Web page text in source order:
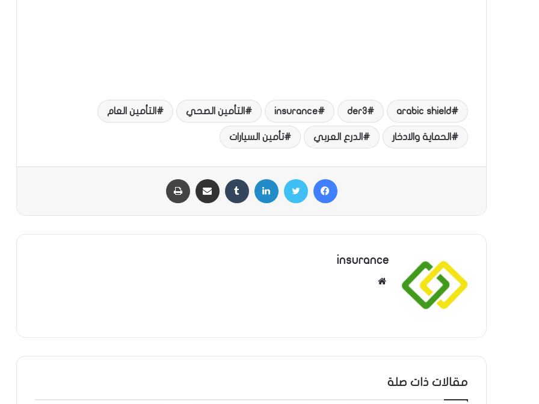
arabic shield
der3
insurance التأمين الصحي التأمين العام
الحماية والادخار الدرع العربي تأمين السيارات
فيسبوك
insurance
ا
مقالات ذات صلة